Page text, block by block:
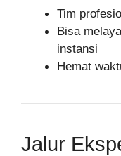
Tim
Bisa
instansi
Hemat
Jalur